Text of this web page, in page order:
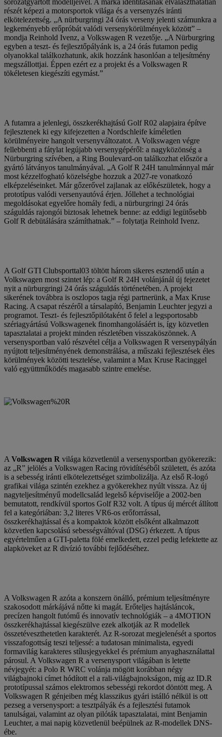
sorozatgyártott modelljeivel. A márka identitásának elválaszthatatlan
részét képezi a motorsportok világa és a versenyzés iránti
elkötelezettség. „A nürburgringi 24 órás verseny jelenti számunkra a
legkeményebb erőpróbát valódi versenykörülmények között” –
mondja Reinhold Ivenz, a Volkswagen R vezetője. „A Nürburgring
egyben a teszt- és fejlesztőpályánk is, a 24 órás futamon pedig
olyanokkal találkozhatunk, akik hozzánk hasonlóan a teljesítmény
megszállottjai. Éppen ezért ez a projekt és a Volkswagen R
tökéletesen kiegészíti egymást.”
A futamra a jelenlegi, összkerékhajtású Golf R02 alapjaira építve
fejlesztenek ki egy kifejezetten a Nordschleife kíméletlen
körülményeire hangolt versenyváltozatot. A Volkswagen végre
fellebbenti a fátylat legújabb versenygépéről: a nagyközönség a
Nürburgring szívében, a Ring Boulevard-on találkozhat először a
gyártó látványos tanulmányával. „A Golf R 24H tanulmánnyal már
most kézzelfogható közelségbe hozzuk a 2027-re vonatkozó
elképzeléseinket. Már gőzerővel zajlanak az előkészületek, hogy a
prototípus valódi versenyautóvá érjen. Jóllehet a technológiai
megoldásokat egyelőre homály fedi, a nürburgringi 24 órás
száguldás rajongói biztosak lehetnek benne: az eddigi legütősebb
Golf R debütálására számíthatnak.” – folytatja Reinhold Ivenz.
A Golf GTI Clubsporttal03 töltött három sikeres esztendő után a
Volkswagen most szintet lép: a Golf R 24H volánjánál új fejezetet
nyit a nürburgringi 24 órás száguldás történetében. A projekt
sikerének továbbra is oszlopos tagja régi partnerünk, a Max Kruse
Racing. A csapat részéről a társalapító, Benjamin Leuchter jegyzi a
programot. Teszt- és fejlesztőpilótaként ő felel a legsportosabb
szériagyártású Volkswagenek finomhangolásáért is, így közvetlen
tapasztalatai a projekt minden részletében visszaköszönnek. A
versenysportban való részvétel célja a Volkswagen R versenypályán
nyújtott teljesítményének demonstrálása, a műszaki fejlesztések éles
körülmények közötti tesztelése, valamint a Max Kruse Racinggel
való együttműködés magasabb szintre emelése.
A Volkswagen R világa közvetlenül a versenysportban gyökerezik:
az „R” jelölés a Volkswagen Racing rövidítéséből született, és azóta
is a sebesség iránti elkötelezettséget szimbolizálja. Az első R-logó
grafikai világa szintén ezekhez a gyökerekhez nyúlt vissza. Az új
nagyteljesítményű modellcsalád legelső képviselője a 2002-ben
bemutatott, rendkívül sportos Golf R32 volt. A típus új mércét állított
fel a kategóriában: 3,2 literes VR6-os erőforrással,
összkerékhajtással és a kompaktok között elsőként alkalmazott
közvetlen kapcsolású sebességváltóval (DSG) érkezett. A típus
egyértelműen a GTI-paletta fölé emelkedett, ezzel pedig lefektette az
alapköveket az R divízió további fejlődéséhez.
A Volkswagen R azóta a konszern önálló, prémium teljesítményre
szakosodott márkájává nőtte ki magát. Erőteljes hajtásláncok,
precízen hangolt futómű és innovatív technológiák – a 4MOTION
összkerékhajtással kiegészülve ezek alkotják az R modellek
összetéveszthetetlen karakterét. Az R-sorozat megjelenését a sportos
visszafogottság teszi teljessé: a tudatosan minimalista, egyedi
formavilág karakteres stílusjegyekkel és prémium anyaghasználattal
párosul. A Volkswagen R a versenysport világában is letette
névjegyét: a Polo R WRC volánja mögött korábban négy
világbajnoki címet hódított el a rali-világbajnokságon, míg az ID.R
prototípussal számos elektromos sebességi rekordot döntött meg. A
Volkswagen R génjeiben még klasszikus gyári istálló nélkül is ott
pezseg a versenysport: a tesztpályák és a fejlesztési futamok
tanulságai, valamint az olyan pilóták tapasztalatai, mint Benjamin
Leuchter, a mai napig közvetlenül beépülnek az R-modellek DNS-
ébe.